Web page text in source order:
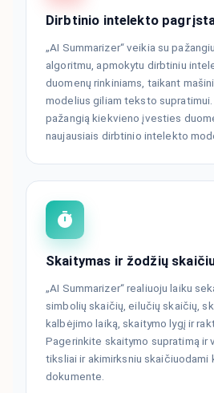
Dirbtinio intelekto
„AI Summarizer“ veikia su
algoritmu, apmokytu dirbtiniu
duomenų rinkiniams, taikant
modelius giliam teksto
pažangią kiekvieno įvesties
naujausiais dirbtinio intelekto
Skaitymas ir žodžių
„AI Summarizer“ realiuoju laiku
simbolių skaičių, eilučių skaičių,
kalbėjimo laiką, skaitymo lygį ir
Pagerinkite skaitymo supratimą ir
tiksliai ir akimirksniu skaičiuodami
dokumente.